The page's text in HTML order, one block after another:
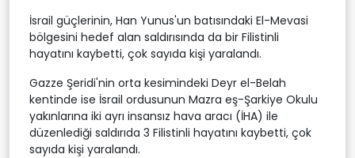
İsrail güçlerinin, Han Yunus'un batısındaki El-Mevasi
bölgesini hedef alan saldırısında da bir Filistinli
hayatını kaybetti, çok sayıda kişi yaralandı.
Gazze Şeridi'nin orta kesimindeki Deyr el-Belah
kentinde ise İsrail ordusunun Mazra eş-Şarkiye Okulu
yakınlarına iki ayrı insansız hava aracı (İHA) ile
düzenlediği saldırıda 3 Filistinli hayatını kaybetti, çok
sayıda kişi yaralandı.